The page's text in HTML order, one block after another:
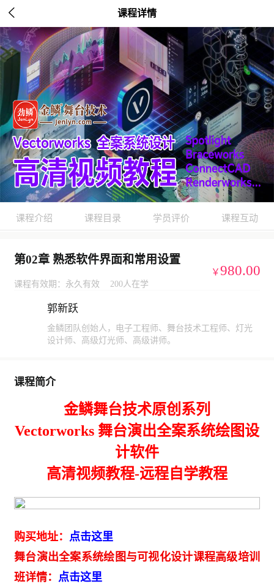
 课程详情
课程介绍 课程目录 学员评价 课程互动
第02章 熟悉软件界面和常用设置
课程有效期：永久有效 200人在学
￥980.00
郭新跃
金鳞团队创始人，电子工程师、舞台技术工程师、灯光
设计师、高级灯光师、高级讲师。
课程简介
金鳞舞台技术原创系列
Vectorworks 舞台演出全案系统绘图设
计软件
高清视频教程-远程自学教程
购买地址： 点击这里
舞台演出全案系统绘图与可视化设计课程高级培训
班详情： 点击这里